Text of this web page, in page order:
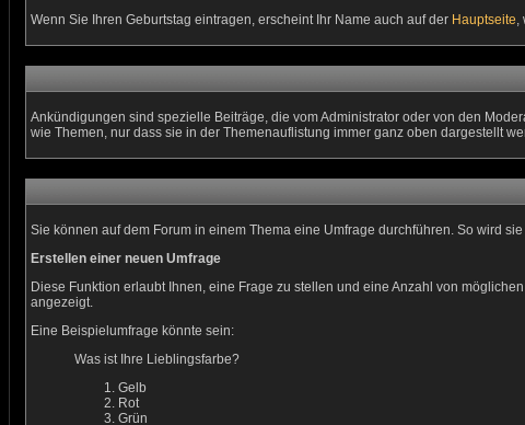
Wenn Sie Ihren Geburtstag eintragen, erscheint Ihr Name auch auf der Hauptseite,
Ankündigungen sind spezielle Beiträge, die vom Administrator oder von den
wie Themen, nur dass sie in der Themenauflistung immer ganz oben dargestellt
Sie können auf dem Forum in einem Thema eine Umfrage durchführen. So wird sie
Erstellen einer neuen Umfrage
Diese Funktion erlaubt Ihnen, eine Frage zu stellen und eine Anzahl von
angezeigt.
Eine Beispielumfrage könnte sein:
Was ist Ihre Lieblingsfarbe?
Gelb
Rot
Grün